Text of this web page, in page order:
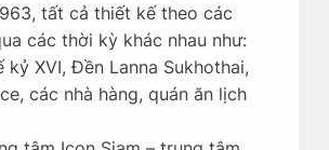
tất cả thiết kế theo các
các thời kỳ khác nhau như:
XVI, Đền Lanna Sukhothai,
các nhà hàng, quán ăn lịch